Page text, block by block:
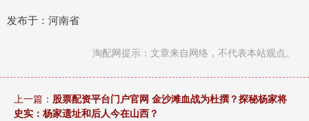
发布于：河南省
淘配网提示：文章来自网络，不代表本站观点。
上一篇： 股票配资平台门户官网 金沙滩血战为杜撰？探秘杨家将
史实：杨家遗址和后人今在山西？